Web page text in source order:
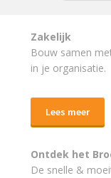
Zakelijk
Bouw samen
in je organisatie.
Lees meer
Ontdek het
De snelle &